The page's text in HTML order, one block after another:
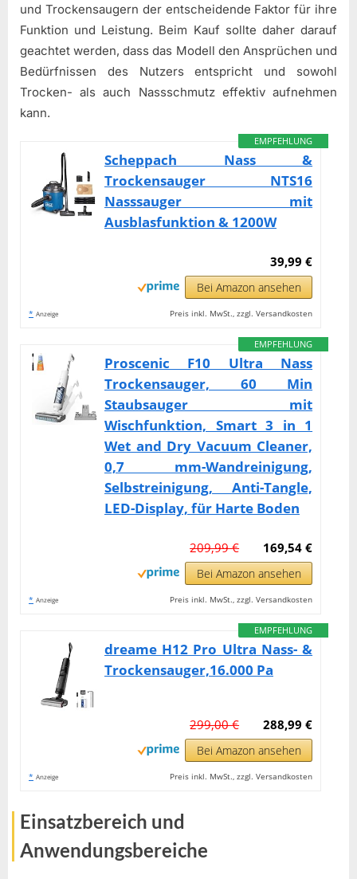
und Trockensaugern der entscheidende Faktor für ihre
Funktion und Leistung. Beim Kauf sollte daher darauf
geachtet werden, dass das Modell den Ansprüchen und
Bedürfnissen des Nutzers entspricht und sowohl
Trocken- als auch Nassschmutz effektiv aufnehmen
kann.
EMPFEHLUNG
Scheppach Nass &
Trockensauger NTS16
Nasssauger mit
Ausblasfunktion & 1200W
39,99 €
Bei Amazon ansehen
* Anzeige Preis inkl. MwSt., zzgl. Versandkosten
EMPFEHLUNG
Proscenic F10 Ultra Nass
Trockensauger, 60 Min
Staubsauger mit
Wischfunktion, Smart 3 in 1
Wet and Dry Vacuum Cleaner,
0,7 mm-Wandreinigung,
Selbstreinigung, Anti-Tangle,
LED-Display, für Harte Boden
169,54 €
209,99 €
Bei Amazon ansehen
* Anzeige Preis inkl. MwSt., zzgl. Versandkosten
EMPFEHLUNG
dreame H12 Pro Ultra Nass- &
Trockensauger,16.000 Pa
288,99 €
299,00 €
Bei Amazon ansehen
* Anzeige Preis inkl. MwSt., zzgl. Versandkosten
Einsatzbereich und
Anwendungsbereiche